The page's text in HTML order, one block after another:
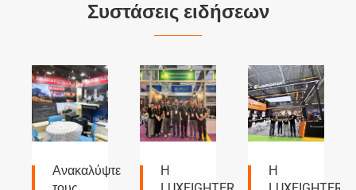
Συστάσεις ειδήσεων
Η
Η
Προβολείς